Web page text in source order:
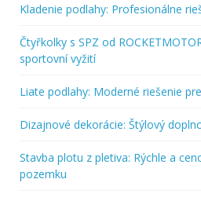
Kladenie podlahy: Profesionálne
Čtyřkolky s SPZ od
sportovní vyžití
Liate podlahy: Moderné riešenie
Dizajnové dekorácie: Štýlový
Stavba plotu z pletiva: Rýchle a
pozemku